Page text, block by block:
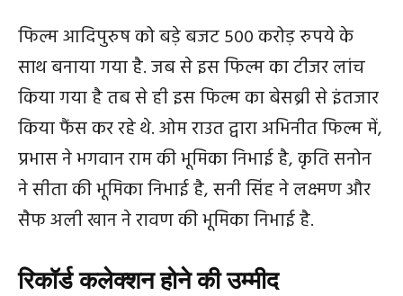
फिल्म आदिपुरुष को बड़े बजट 500 करोड़ रुपये के
साथ बनाया गया है. जब से इस फिल्म का टीजर लांच
किया गया है तब से ही इस फिल्म का बेसब्री से इंतजार
किया फैंस कर रहे थे. ओम राउत द्वारा अभिनीत फिल्म में,
प्रभास ने भगवान राम की भूमिका निभाई है, कृति सनोन
ने सीता की भूमिका निभाई है, सनी सिंह ने लक्ष्मण और
सैफ अली खान ने रावण की भूमिका निभाई है.
रिकॉर्ड कलेक्शन होने की उम्मीद